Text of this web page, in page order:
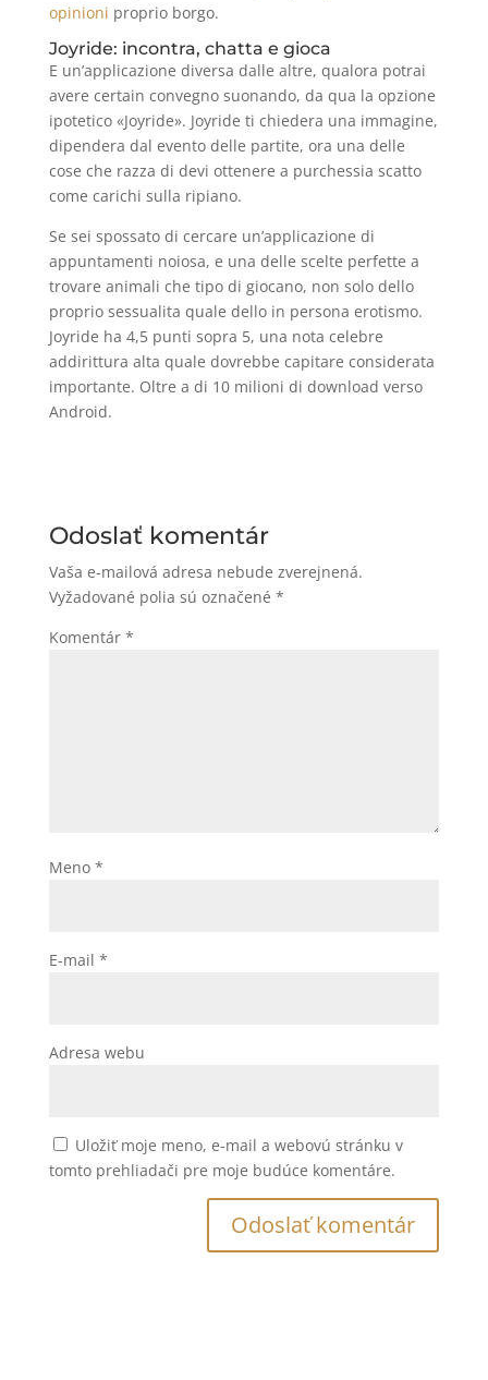
opinioni proprio borgo.
Joyride: incontra, chatta e gioca
E un’applicazione diversa dalle altre, qualora potrai
avere certain convegno suonando, da qua la opzione
ipotetico «Joyride». Joyride ti chiedera una immagine,
dipendera dal evento delle partite, ora una delle
cose che razza di devi ottenere a purchessia scatto
come carichi sulla ripiano.
Se sei spossato di cercare un’applicazione di
appuntamenti noiosa, e una delle scelte perfette a
trovare animali che tipo di giocano, non solo dello
proprio sessualita quale dello in persona erotismo.
Joyride ha 4,5 punti sopra 5, una nota celebre
addirittura alta quale dovrebbe capitare considerata
importante. Oltre a di 10 milioni di download verso
Android.
Odoslať komentár
Vaša e-mailová adresa nebude zverejnená.
Vyžadované polia sú označené *
Komentár *
Meno *
E-mail *
Adresa webu
Uložiť moje meno, e-mail a webovú stránku v
tomto prehliadači pre moje budúce komentáre.